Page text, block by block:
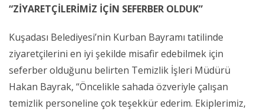
“ZİYARETÇİLERİMİZ İÇİN SEFERBER OLDUK”
Kuşadası Belediyesi’nin Kurban Bayramı tatilinde
ziyaretçilerini en iyi şekilde misafir edebilmek için
seferber olduğunu belirten Temizlik İşleri Müdürü
Hakan Bayrak, “Öncelikle sahada özveriyle çalışan
temizlik personeline çok teşekkür ederim. Ekiplerimiz,